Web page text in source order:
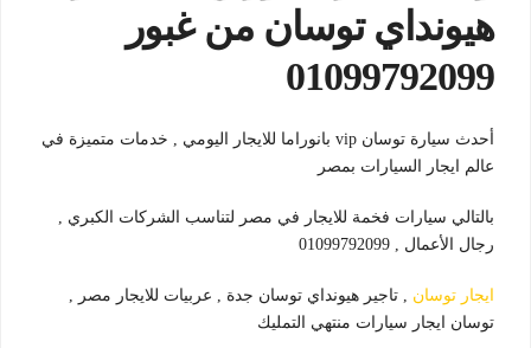
هيونداي توسان من غبور
01099792099
أحدث سيارة توسان vip بانوراما للايجار اليومي , خدمات متميزة في
عالم ايجار السيارات بمصر
بالتالي سيارات فخمة للايجار في مصر لتناسب الشركات الكبري ,
رجال الأعمال , 01099792099
ايجار توسان , تاجير هيونداي توسان جدة , عربيات للايجار مصر ,
توسان ايجار سيارات منتهي التمليك